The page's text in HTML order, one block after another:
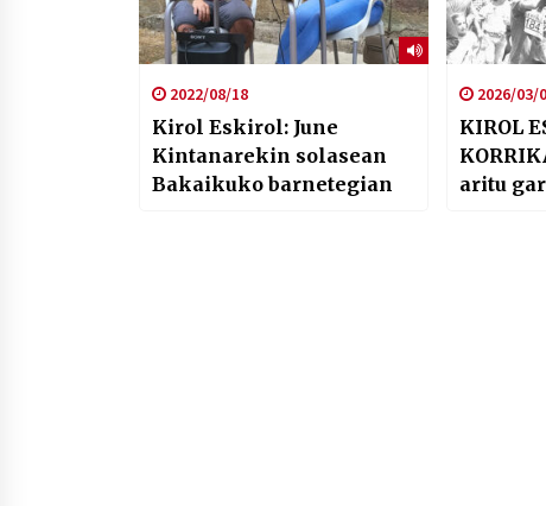
2022/08/18
Kirol Eskirol: June
Kintanarekin solasean
Bakaikuko barnetegian
2026/03/
KIROL
aritu